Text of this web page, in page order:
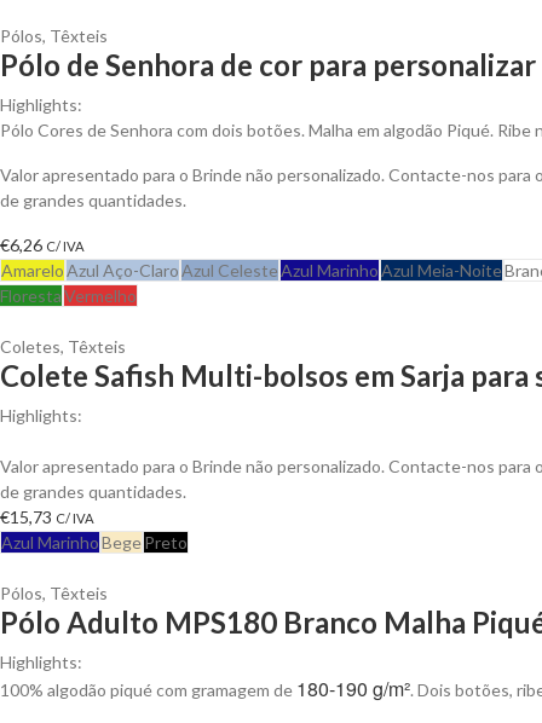
Pólos, Têxteis
Pólo de Senhora de cor para personalizar
Highlights:
Pólo Cores de Senhora com dois botões. Malha em algodão Piqué.
Valor apresentado para o Brinde não personalizado. Contacte-nos
de grandes quantidades.
€6,26 C/ IVA
AmareloAzul Aço-ClaroAzul CelesteAzul MarinhoAzul Meia-Noite
FlorestaVermelho
Coletes, Têxteis
Colete Safish Multi-bolsos em Sarja para
Highlights:
Valor apresentado para o Brinde não personalizado. Contacte-nos
de grandes quantidades.
€15,73 C/ IVA
Azul MarinhoBegePreto
Pólos, Têxteis
Pólo Adulto MPS180 Branco Malha
Highlights:
100% algodão piqué com gramagem de 180-190 g/m². Dois botões,